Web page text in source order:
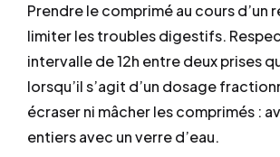
Prendre le comprimé au cours d’un
limiter les troubles digestifs.
intervalle de 12h entre deux prises
lorsqu’il s’agit d’un dosage
écraser ni mâcher les comprimés :
entiers avec un verre d’eau.